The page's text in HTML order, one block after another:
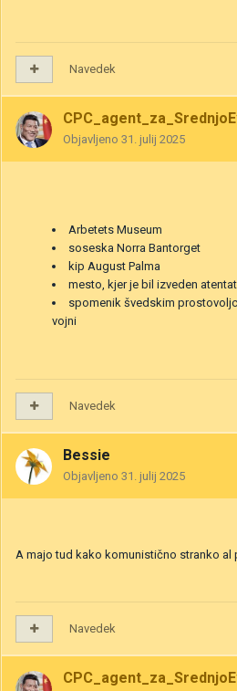
Navedek
Objavljeno 31. julij 2025
Arbetets Museum
soseska Norra Bantorget
kip August Palma
mesto, kjer je bil izveden
spomenik švedskim
vojni
Navedek
Bessie
Objavljeno 31. julij 2025
A majo tud kako komunistično stranko al
Navedek